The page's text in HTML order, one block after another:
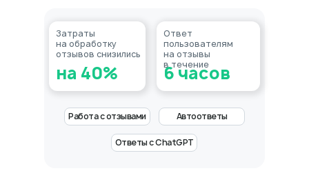
Затраты
на обработку
отзывов снизились
на 40%
Ответ
пользователям
на отзывы
в течение
6 часов
Ответы с ChatGPT
Работа с отзывами Автоответы
Оставьте заявку,
Пн — пт: 10:00–19:00